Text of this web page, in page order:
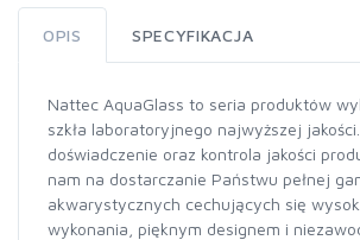
OPIS SPECYFIKACJA
Nattec AquaGlass to seria produktów
szkła laboratoryjnego najwyższej
doświadczenie oraz kontrola jakości
nam na dostarczanie Państwu pełnej
akwarystycznych cechujących się
wykonania, pięknym designem i